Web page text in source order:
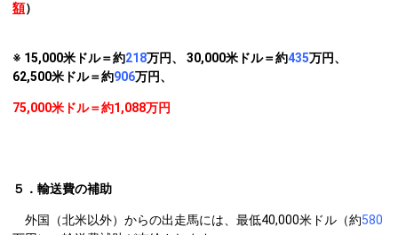
額）
※ 15,000米ドル＝約218万円、 30,000米ドル＝約435万円、
62,500米ドル＝約906万円、
75,000米ドル＝約1,088万円
５．輸送費の補助
外国（北米以外）からの出走馬には、最低40,000米ドル（約580